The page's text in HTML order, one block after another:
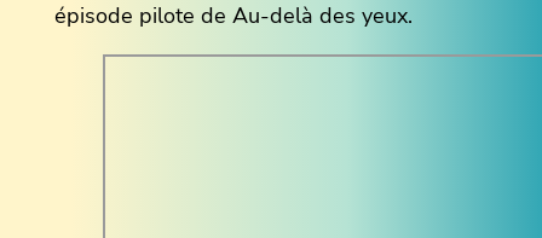
épisode pilote de Au-delà des yeux.